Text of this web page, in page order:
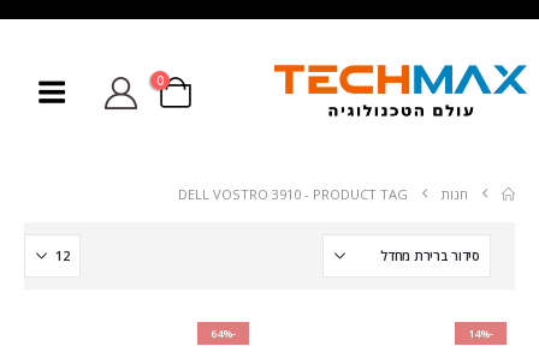
0
חנות PRODUCT TAG -
DELL VOSTRO 3910
-14%
-64%